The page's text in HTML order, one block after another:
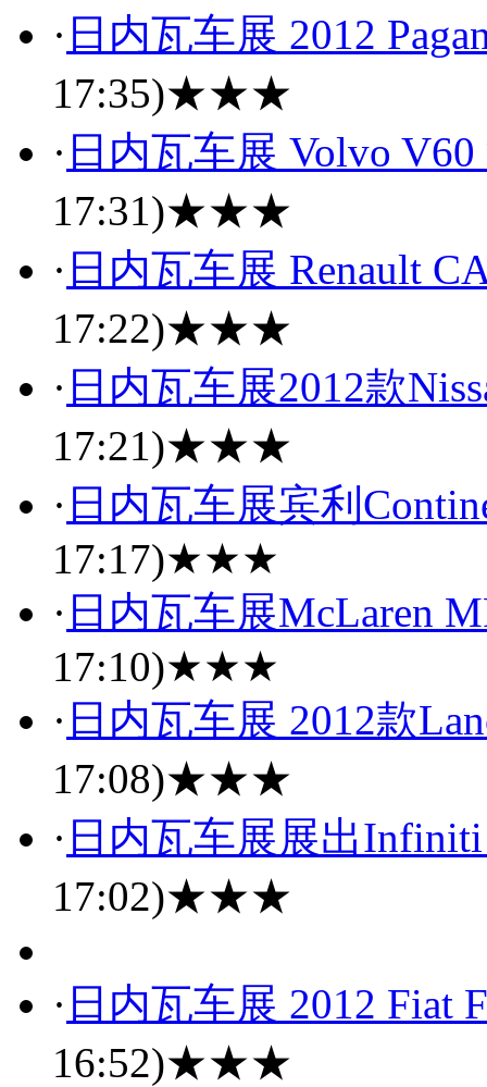
· 日内瓦车展 2012
17:35)★★★
· 日内瓦车展 Volvo
17:31)★★★
· 日内瓦车展 Renault
17:22)★★★
· 日内瓦车展2012款
17:21)★★★
· 日内瓦车展宾利
17:17)★★★
· 日内瓦车展McLaren
17:10)★★★
· 日内瓦车展 2012款
17:08)★★★
· 日内瓦车展展出Infiniti
17:02)★★★
· 日内瓦车展 2012 Fiat
16:52)★★★